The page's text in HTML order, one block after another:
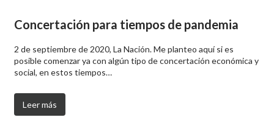
Concertación para tiempos de pandemia
2 de septiembre de 2020, La Nación. Me planteo aquí si es
posible comenzar ya con algún tipo de concertación económica y
social, en estos tiempos…
Leer más